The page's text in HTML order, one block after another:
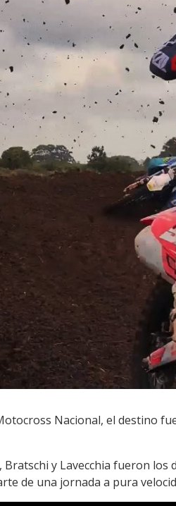
Nacional, el destino
y Lavecchia fueron
de una jornada a pura